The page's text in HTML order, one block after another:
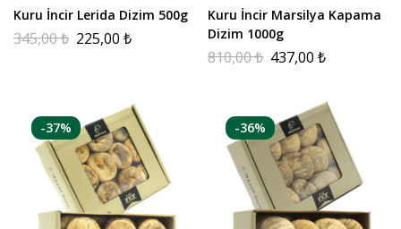
Kuru İncir Lerida Dizim 500g
345,00₺ 225,00 ₺
Kuru İncir Marsilya Kapama
Dizim 1000g
810,00₺ 437,00 ₺
-37% -36%